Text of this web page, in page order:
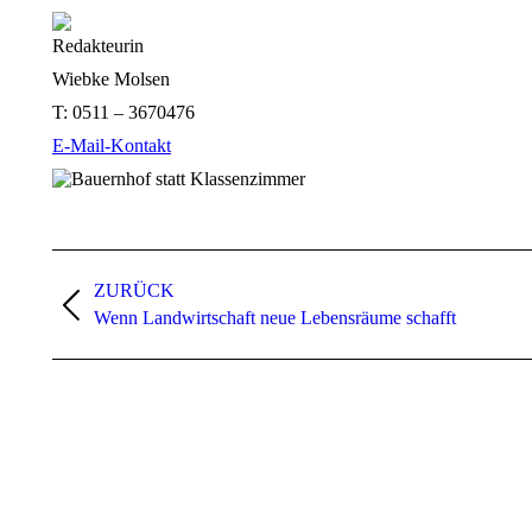
Redakteurin
Wiebke Molsen
T: 0511 – 3670476
E-Mail-Kontakt
ZURÜCK
Vorheriger
Wenn Landwirtschaft neue Lebensräume schafft